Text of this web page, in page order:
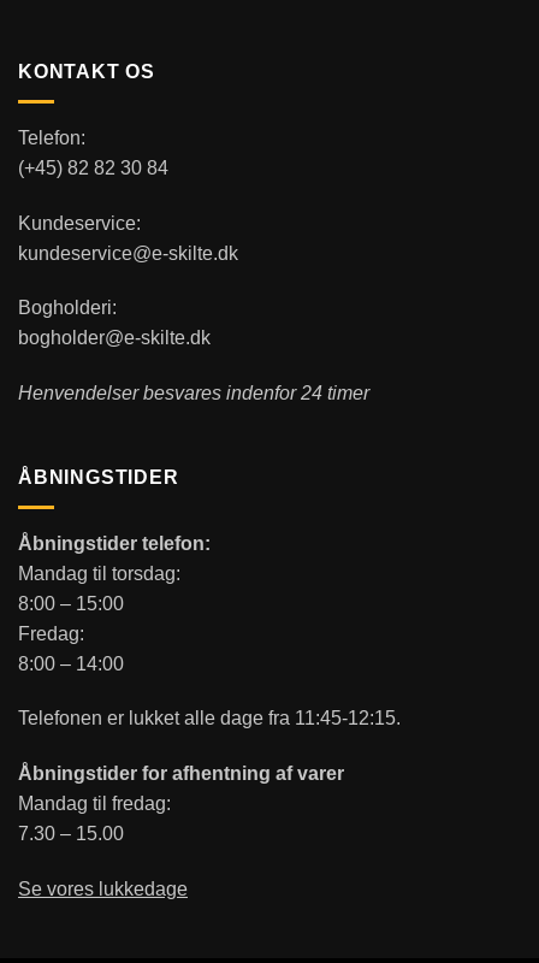
KONTAKT OS
Telefon:
(+45) 82 82 30 84
Kundeservice:
kundeservice@e-skilte.dk
Bogholderi:
bogholder@e-skilte.dk
Henvendelser besvares indenfor 24 timer
ÅBNINGSTIDER
Åbningstider telefon:
Mandag til torsdag:
8:00 – 15:00
Fredag:
8:00 – 14:00
Telefonen er lukket alle dage fra 11:45-12:15.
Åbningstider for afhentning af varer
Mandag til fredag:
7.30 – 15.00
Se vores lukkedage